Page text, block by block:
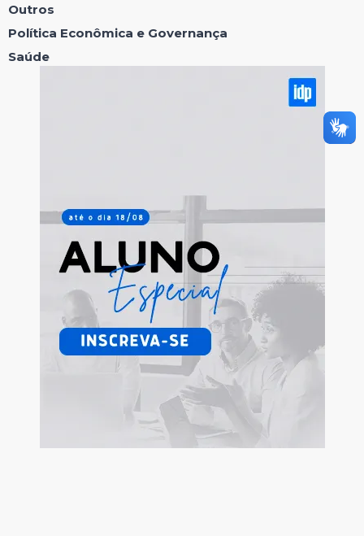
Outros
Política Econômica e Governança
Saúde